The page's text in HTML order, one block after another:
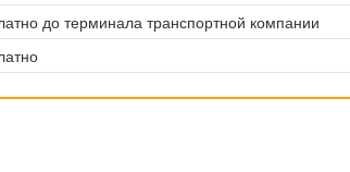
до терминала транспортной компании